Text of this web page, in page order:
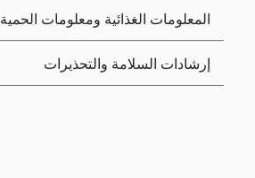
المعلومات الغذائية ومعلومات الحمية
إرشادات السلامة والتحذيرات